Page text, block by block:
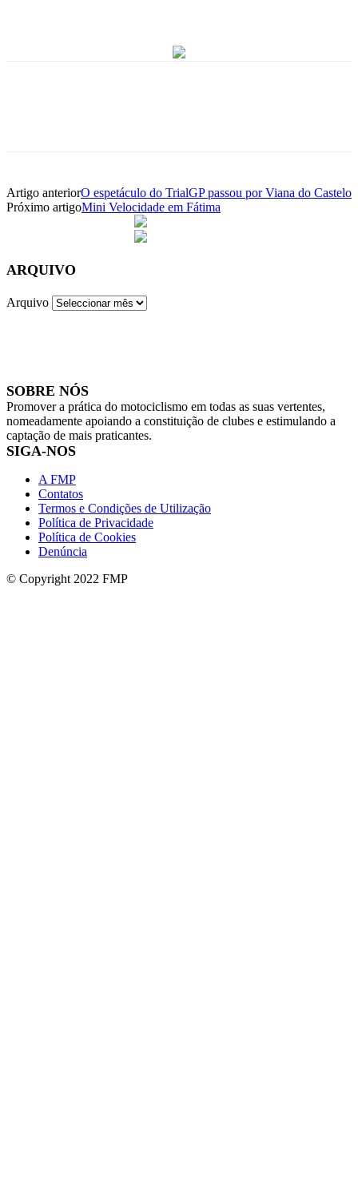
Artigo anteriorO espetáculo do TrialGP passou por Viana do Castelo
Próximo artigoMini Velocidade em Fátima
ARQUIVO
Arquivo
SOBRE NÓS
Promover a prática do motociclismo em todas as suas vertentes,
nomeadamente apoiando a constituição de clubes e estimulando a
captação de mais praticantes.
SIGA-NOS
A FMP
Contatos
Termos e Condições de Utilização
Política de Privacidade
Política de Cookies
Denúncia
© Copyright 2022 FMP